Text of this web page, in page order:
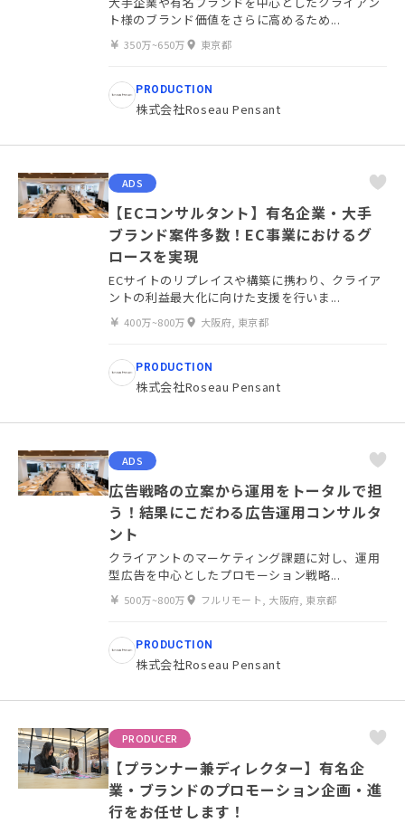
ト様のブランド価値をさらに高めるため...
350万~650万 東京都
PRODUCTION
株式会社Roseau Pensant
ADS
【ECコンサルタント】有名企業・大手
ブランド案件多数！EC事業におけるグ
ロースを実現
ECサイトのリプレイスや構築に携わり、クライア
ントの利益最大化に向けた支援を行いま...
400万~800万 大阪府, 東京都
PRODUCTION
株式会社Roseau Pensant
ADS
広告戦略の立案から運用をトータルで担
う！結果にこだわる広告運用コンサルタ
ント
クライアントのマーケティング課題に対し、運用
型広告を中心としたプロモーション戦略...
500万~800万 フルリモート, 大阪府, 東京都
PRODUCTION
株式会社Roseau Pensant
PRODUCER
【プランナー兼ディレクター】有名企
業・ブランドのプロモーション企画・進
行をお任せします！